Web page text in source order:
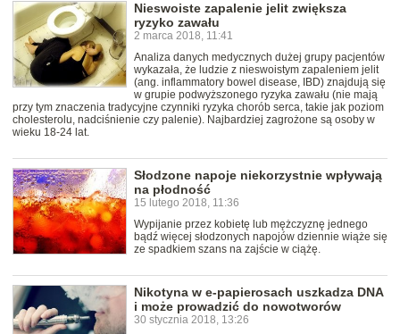
Nieswoiste zapalenie jelit zwiększa
ryzyko zawału
2 marca 2018, 11:41
Analiza danych medycznych dużej grupy pacjentów
wykazała, że ludzie z nieswoistym zapaleniem jelit
(ang. inflammatory bowel disease, IBD) znajdują się
w grupie podwyższonego ryzyka zawału (nie mają
przy tym znaczenia tradycyjne czynniki ryzyka chorób serca, takie jak poziom
cholesterolu, nadciśnienie czy palenie). Najbardziej zagrożone są osoby w
wieku 18-24 lat.
Słodzone napoje niekorzystnie wpływają
na płodność
15 lutego 2018, 11:36
Wypijanie przez kobietę lub mężczyznę jednego
bądź więcej słodzonych napojów dziennie wiąże się
ze spadkiem szans na zajście w ciążę.
Nikotyna w e-papierosach uszkadza DNA
i może prowadzić do nowotworów
30 stycznia 2018, 13:26